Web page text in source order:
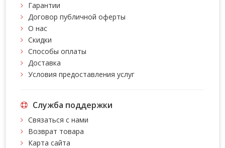
Гарантии
Договор публичной оферты
О нас
Скидки
Способы оплаты
Доставка
Условия предоставления услуг
Служба поддержки
Связаться с нами
Возврат товара
Карта сайта